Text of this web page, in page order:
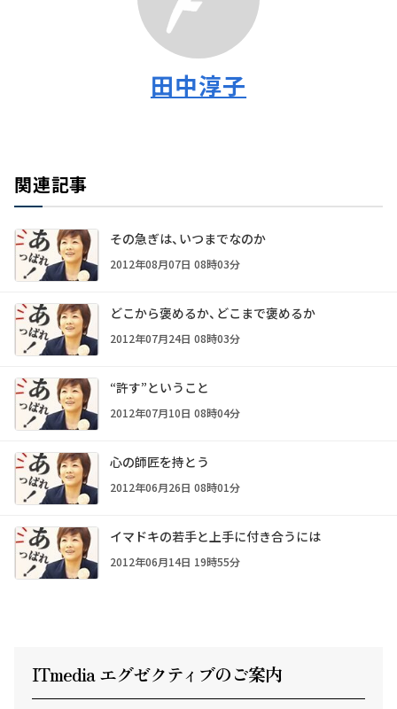
田中淳子
関連記事
その急ぎは、いつまでなのか
2012年08月07日 08時03分
どこから褒めるか、どこまで褒めるか
2012年07月24日 08時03分
“許す”ということ
2012年07月10日 08時04分
心の師匠を持とう
2012年06月26日 08時01分
イマドキの若手と上手に付き合うには
2012年06月14日 19時55分
ITmedia エグゼクティ ブのご案内